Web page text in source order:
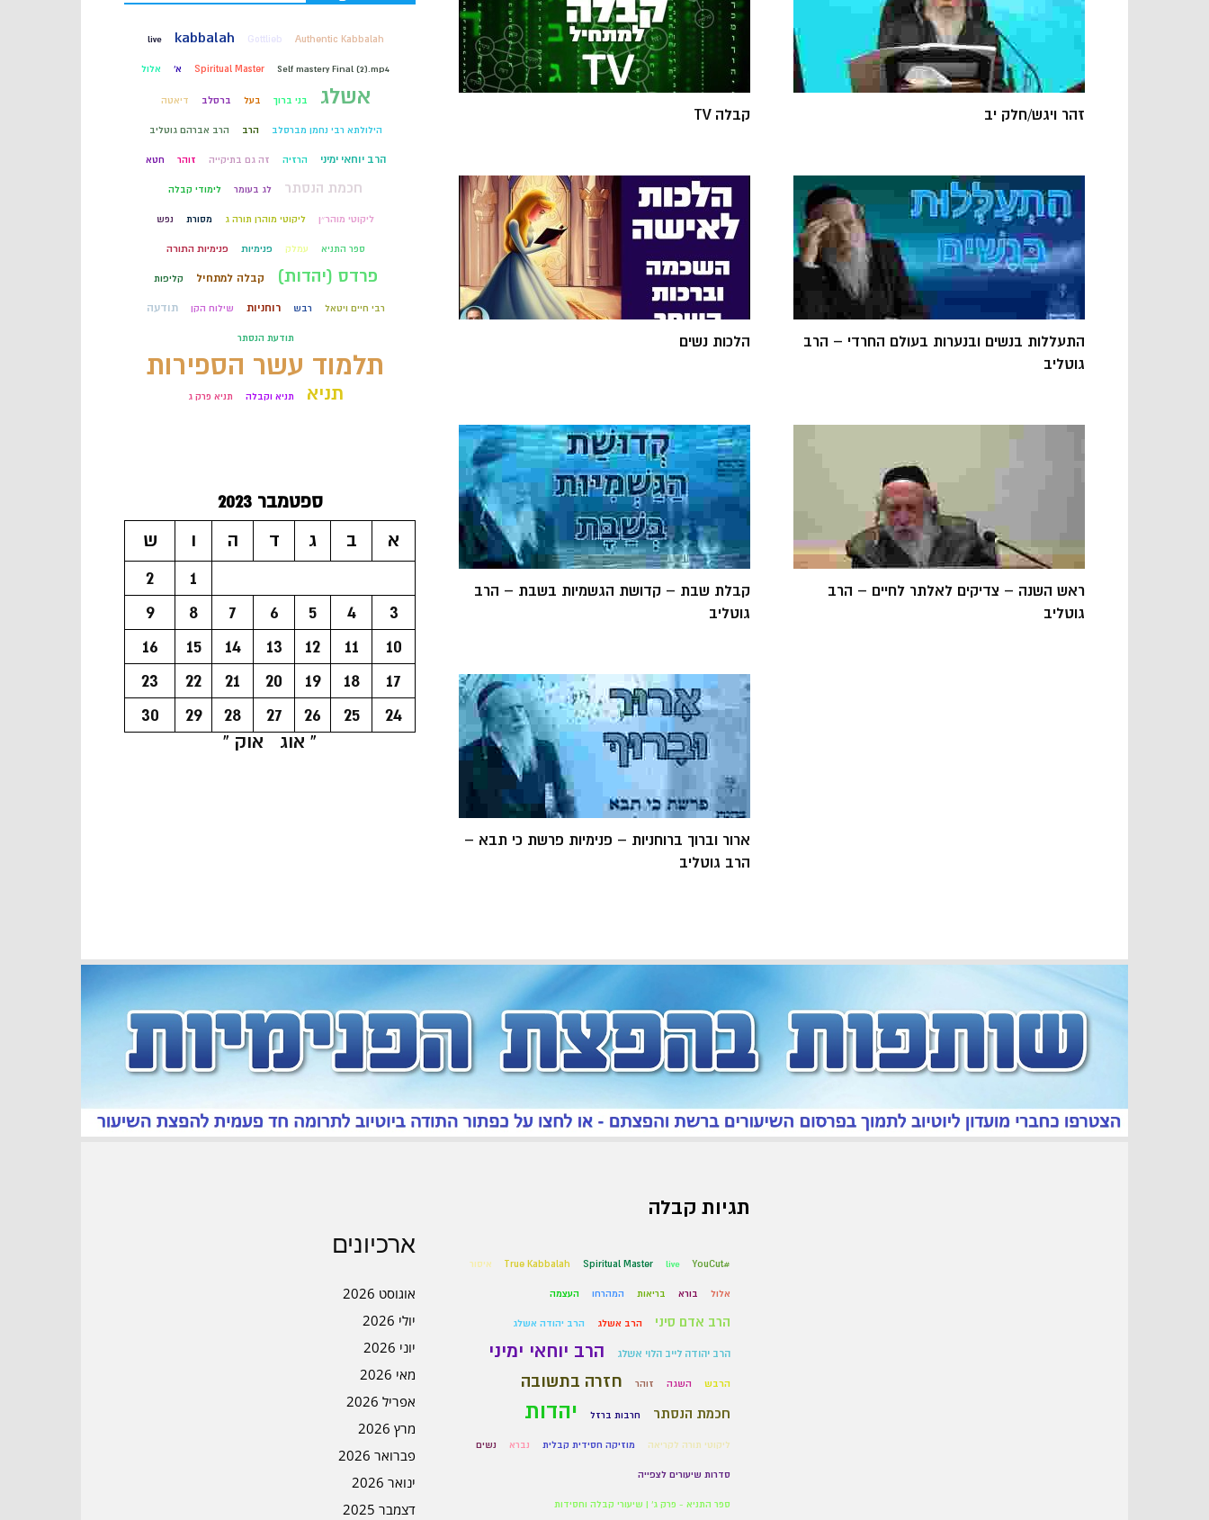
קבלה TV זהר ויגש/חלק יב
הלכות נשים
התעללות בנשים ובנערות בעולם החרדי – הרב
גוטליב
קבלת שבת – קדושת הגשמיות בשבת – הרב
גוטליב
ראש השנה – צדיקים לאלתר לחיים – הרב
גוטליב
ארור וברוך ברוחניות – פנימיות פרשת כי תבא –
הרב גוטליב
Authentic Kabbalah
Gottlieb
kabbalah
live
Self mastery Final (2).mp4
Spiritual Master א' אלול
אשלג בני ברוך בעל ברסלב דיאטה
הילולתא רבי נחמן מברסלב הרב הרב אברהם גוטליב
הרב יוחאי ימיני הרזיה זה גם בתיקייה זוהר חטא
חכמת הנסתר לג בעומר לימודי קבלה
ליקוטי מוהר״ן ליקוטי מוהרן תורה ג מסורת נפש
ספר התניא עמלק פנימיות פנימיות התורה
פרדס (יהדות) קבלה למתחיל קליפות
רבי חיים ויטאל רבש רוחניות שילוח הקן תודעה
תודעת הנסתר
תלמוד עשר הספירות
תניא תניא וקבלה תניא פרק ג
ספטמבר 2023
א
ב ג ד ה ו
ש
1
2
3
4
5
6
7
8
9
10
11
12
13
14
15
16
17
18
19
20
21
22
23
24
25
26
27
28
29
30
« אוג
אוק »
ארכיונים
אוגוסט 2026
יולי 2026
יוני 2026
מאי 2026
אפריל 2026
מרץ 2026
פברואר 2026
ינואר 2026
דצמבר 2025
תגיות קבלה
#YouCut
live
Spiritual Master
True Kabbalah איסור
אלול בורא בריאות המהרחו העצמה
הרב אדם סיני הרב אשלג הרב יהודה אשלג
הרב יהודה לייב הלוי אשלג הרב יוחאי ימיני
הרבש השגה זוהר חזרה בתשובה
חכמת הנסתר חרבות ברזל יהדות
ליקוטי תורה לקריאה מוזיקה חסידית קבלית נברא נשים
סדרות שיעורים לצפייה
ספר התניא - פרק ג' | שיעורי קבלה וחסידות